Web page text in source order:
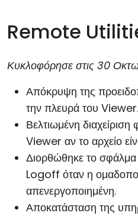
Remote
Κυκλοφόρησε στις 30
Απόκρυψη της
την πλευρά του Viewer.
Βελτιωμένη
Viewer αν το αρχείο
Διορθώθηκε το
Logoff όταν η
απενεργοποιημένη.
Αποκατάσταση της